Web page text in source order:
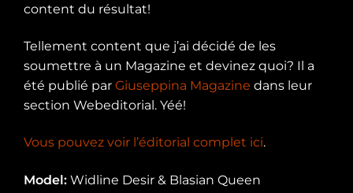
content du résultat!
Tellement content que j’ai décidé de les
soumettre à un Magazine et devinez quoi? Il a
été publié par Giuseppina Magazine dans leur
section Webeditorial. Yéé!
Vous pouvez voir l’éditorial complet ici.
Model: Widline Desir & Blasian Queen